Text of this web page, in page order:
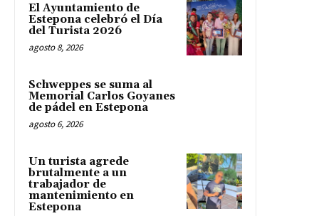
El Ayuntamiento de
Estepona celebró el Día
del Turista 2026
agosto 8, 2026
Schweppes se suma al
Memorial Carlos Goyanes
de pádel en Estepona
agosto 6, 2026
Un turista agrede
brutalmente a un
trabajador de
mantenimiento en
Estepona